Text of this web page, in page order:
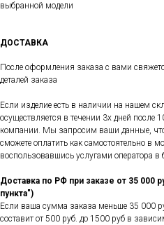
выбранной модели
ДОСТАВКА
После оформления заказа с вами
деталей заказа
Если изделие есть в наличии на нашем
осуществляется в течении 3х дней после
компании. Мы запросим ваши данные,
сможете оплатить как самостоятельно в
воспользовавшись услугами оператора в
Доставка по РФ при заказе от 35 000
пункта")
Если ваша сумма заказа меньше 35 000
составит от 500 руб. до 1500 руб в